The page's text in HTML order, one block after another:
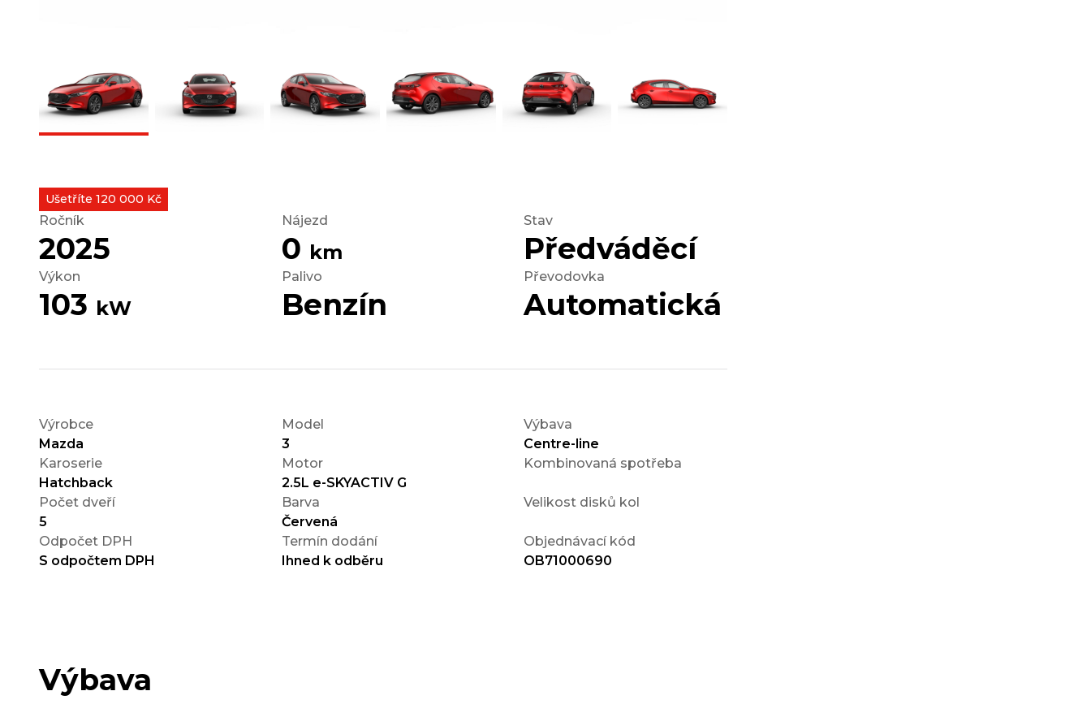
Ušetříte 120 000 Kč
Ročník
2025
Nájezd
0 km
Stav
Předváděcí
Výkon
103 kW
Palivo
Benzín
Převodovka
Automatická
Výrobce
Mazda
Model
3
Výbava
Centre-line
Karoserie
Hatchback
Motor
2.5L e-SKYACTIV G
Kombinovaná spotřeba
Počet dveří
5
Barva
Červená
Velikost disků kol
Odpočet DPH
S odpočtem DPH
Termín dodání
Ihned k odběru
Objednávací kód
OB71000690
Výbava